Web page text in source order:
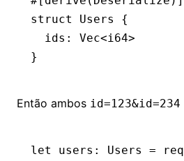
struct
Users
{
  ids
: Vec<i64>
}
Então ambos id=123&id=234
let users : Users = req